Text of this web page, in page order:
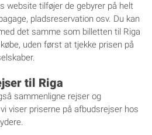
website tilføjer de gebyrer på helt
pladsreservation osv. Du kan
det samme som billetten til Riga
uden først at tjekke prisen på
til Riga
sammenligne rejser og
viser priserne på afbudsrejser hos